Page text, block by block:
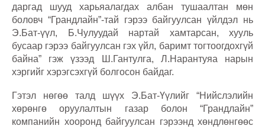
даргад шууд харьяалагдах албан тушаалтан мөн
боловч “Грандлайн”-тай гэрээ байгуулсан үйлдэл нь
Э.Бат-үүл, Б.Чулуудай нартай хамтарсан, хууль
бусаар гэрээ байгуулсан гэх үйл, баримт тогтоогдохгүй
байна” гэж үзээд Ш.Гантулга, Л.Нарантуяа нарын
хэргийг хэрэгсэхгүй болгосон байдаг.
Гэтэл нөгөө талд шүүх Э.Бат-Үүлийг “Нийслэлийн
хөрөнгө оруулалтын газар болон “Грандлайн”
компанийн хооронд байгуулсан гэрээнд хөндлөнгөөс